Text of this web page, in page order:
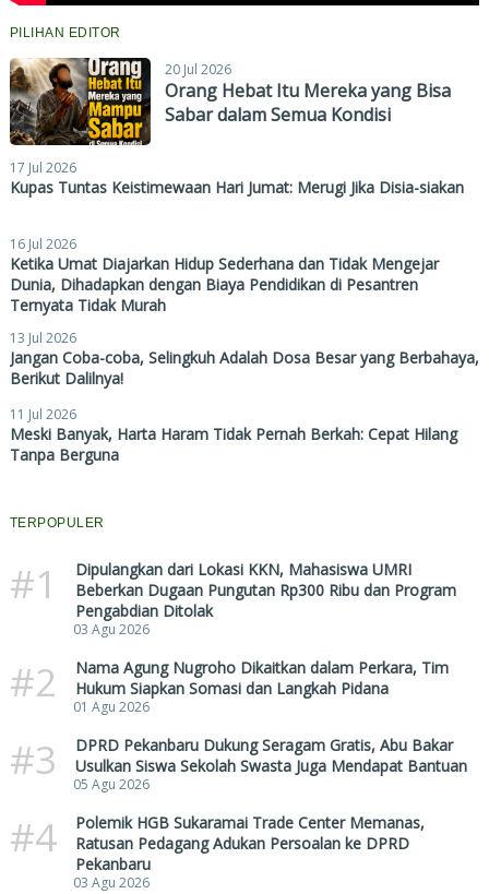
PILIHAN EDITOR
20 Jul 2026
Orang Hebat Itu Mereka yang Bisa
Sabar dalam Semua Kondisi
17 Jul 2026
Kupas Tuntas Keistimewaan Hari Jumat: Merugi Jika Disia-siakan
16 Jul 2026
Ketika Umat Diajarkan Hidup Sederhana dan Tidak Mengejar
Dunia, Dihadapkan dengan Biaya Pendidikan di Pesantren
Ternyata Tidak Murah
13 Jul 2026
Jangan Coba-coba, Selingkuh Adalah Dosa Besar yang Berbahaya,
Berikut Dalilnya!
11 Jul 2026
Meski Banyak, Harta Haram Tidak Pernah Berkah: Cepat Hilang
Tanpa Berguna
TERPOPULER
#1
Dipulangkan dari Lokasi KKN, Mahasiswa UMRI
Beberkan Dugaan Pungutan Rp300 Ribu dan Program
Pengabdian Ditolak
03 Agu 2026
#2
Nama Agung Nugroho Dikaitkan dalam Perkara, Tim
Hukum Siapkan Somasi dan Langkah Pidana
01 Agu 2026
#3
DPRD Pekanbaru Dukung Seragam Gratis, Abu Bakar
Usulkan Siswa Sekolah Swasta Juga Mendapat Bantuan
05 Agu 2026
#4
Polemik HGB Sukaramai Trade Center Memanas,
Ratusan Pedagang Adukan Persoalan ke DPRD
Pekanbaru
03 Agu 2026